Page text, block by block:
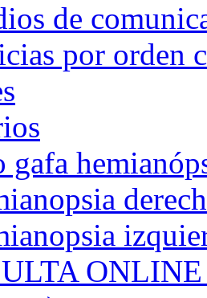
de
por orden
gafa